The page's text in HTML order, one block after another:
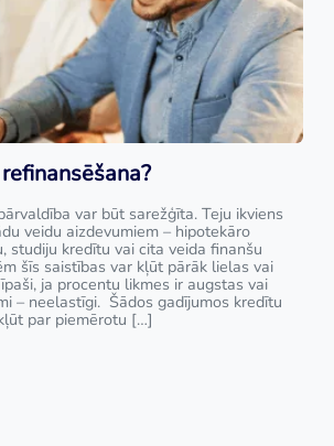
var būt sarežģīta. Teju ikviens
veidu aizdevumiem – hipotekāro
studiju kredītu vai cita veida finanšu
šīs saistības var kļūt pārāk lielas vai
ja procentu likmes ir augstas vai
– neelastīgi. Šādos gadījumos kredītu
par piemērotu […]